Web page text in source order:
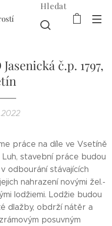
Hledat
č.p. 1797,
práce na díle ve Vsetíně
Luh, stavební práce budou
odbourání stávajících
nahrazení novými žel.-
lodžiemi. Lodžie budou
dlažby, obdrží nátěr a
posuvným